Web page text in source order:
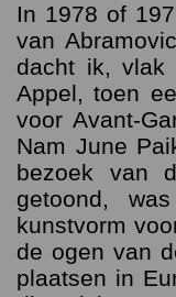
In 1978 of
van
dacht ik, vlak
Appel, toen
voor Avant-
Nam June
bezoek van
getoond,
kunstvorm
de ogen van
plaatsen in